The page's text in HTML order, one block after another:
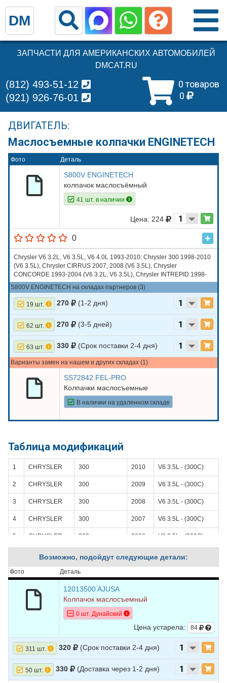
ЗАПЧАСТИ ДЛЯ АМЕРИКАНСКИХ АВТОМОБИЛЕЙ
DMCAT.RU
0 товаров
0
(812) 493-51-12
(921) 926-76-01
ДВИГАТЕЛЬ:
Маслосъемные колпачки ENGINETECH
Фото Деталь
S800V ENGINETECH
колпачок маслосъёмный
41 шт. в наличии
Цена: 224
0
Chrysler V6 3.2L, V6 3.5L, V6 4.0L 1993-2010: Chrysler 300 1998-2010
(V6 3.5L), Chrysler CIRRUS 2007, 2008 (V6 3.5L), Chrysler
CONCORDE 1993-2004 (V6 3.2L, V6 3.5L), Chrysler INTREPID 1998-
2004 (V6 3.2L, V6 3.5L)
S800V ENGINETECH на складах партнеров (3)
19 шт. 270 (1-2 дня)
62 шт. 270 (3-5 дней)
63 шт. 330 (Срок поставки 2-4 дня)
Варианты замен на нашем и других складах (1)
SS72842 FEL-PRO
Колпачки маслосъемные
В наличии на удаленном складе
Таблица модификаций
1 CHRYSLER 300 2010 V6 3.5L - (300С)
2 CHRYSLER 300 2009 V6 3.5L - (300С)
3 CHRYSLER 300 2008 V6 3.5L - (300С)
4 CHRYSLER 300 2007 V6 3.5L - (300С)
5 CHRYSLER 300 2006 V6 3.5L - (300С)
CHRYSLER
7 CHRYSLER CIRRUS
CHRYSLER CIRRUS
CONCORDE 2004
11 CHRYSLER CONCORDE 2002 V6 3.5L
12 CHRYSLER CONCORDE 2001 V6 3.2L
13 CHRYSLER CONCORDE 2000 V6 3.2L
Возможно, подойдут следующие детали:
Фото Деталь
12013500 AJUSA
Колпачок маслосъемный
0 шт. Дунайский
Цена устарела: 84
311 шт. 320 (Срок поставки 2-4 дня)
50 шт. 330 (Доставка через 1-2 дня)
DM